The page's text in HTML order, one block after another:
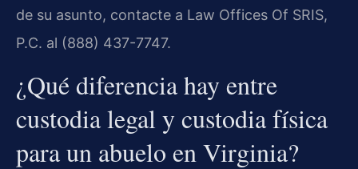
de su asunto, contacte a Law Offices Of SRIS,
P.C. al (888) 437-7747.
¿Qué diferencia hay entre
custodia legal y custodia física
para un abuelo en Virginia?